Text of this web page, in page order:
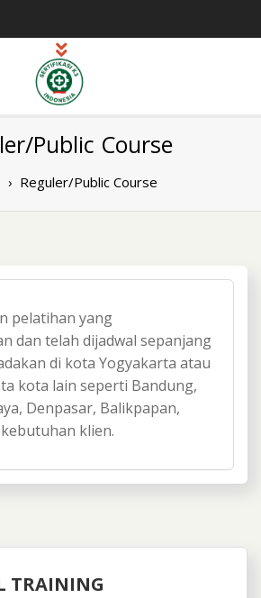
Sertifikasi K3
Indonesia
Berlisensi
Public Course
› Reguler/Public Course
pelatihan yang
dan telah dijadwal sepanjang
di kota Yogyakarta atau
kota lain seperti Bandung,
Denpasar, Balikpapan,
klien.
TRAINING